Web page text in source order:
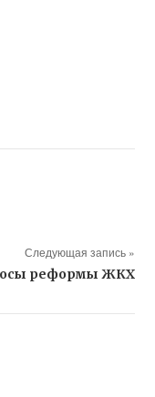
Следующая запись »
реформы ЖКХ